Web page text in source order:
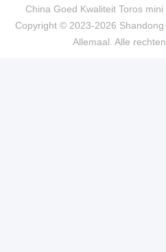
China Goed Kwaliteit Toros
Copyright © 2023-2026
Allemaal. Alle